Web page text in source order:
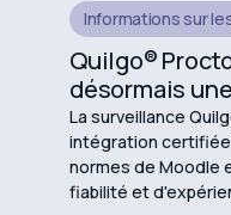
Informations sur
Quilgo®
désormais
La surveillance
intégration
normes de Moodle
fiabilité et